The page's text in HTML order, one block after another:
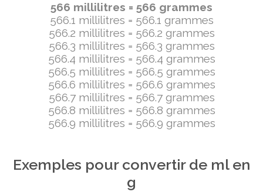
566 millilitres = 566 grammes
566.1 millilitres = 566.1 grammes
566.2 millilitres = 566.2 grammes
566.3 millilitres = 566.3 grammes
566.4 millilitres = 566.4 grammes
566.5 millilitres = 566.5 grammes
566.6 millilitres = 566.6 grammes
566.7 millilitres = 566.7 grammes
566.8 millilitres = 566.8 grammes
566.9 millilitres = 566.9 grammes
Exemples pour convertir de ml en
g